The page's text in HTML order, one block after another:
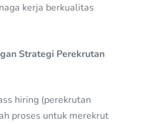
kerja berkualitas
Strategi Perekrutan
hiring (perekrutan
proses untuk merekrut